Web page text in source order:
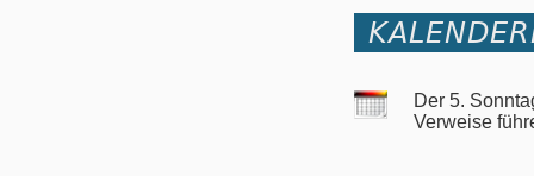
Der 5.
Verweise